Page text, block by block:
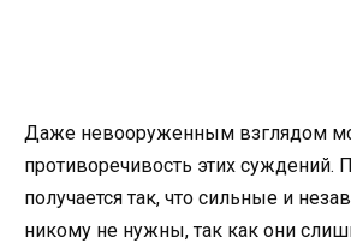
Даже невооруженным взглядом
противоречивость этих суждений.
получается так, что сильные и
никому не нужны, так как они